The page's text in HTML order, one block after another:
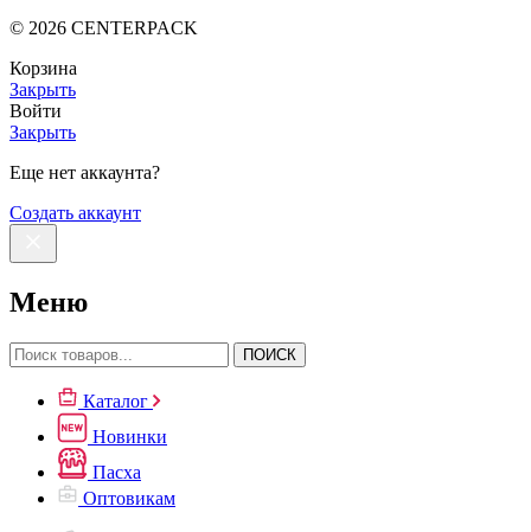
© 2026 CENTERPACK
Корзина
Закрыть
Войти
Закрыть
Еще нет аккаунта?
Создать аккаунт
Меню
ПОИСК
Каталог
Новинки
Пасха
Оптовикам